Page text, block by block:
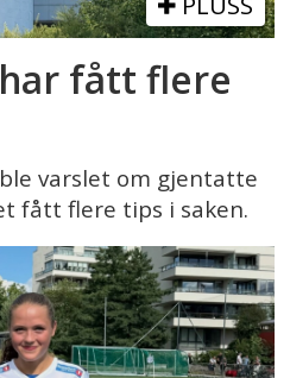
fått flere
varslet om gjentatte
fått flere tips i saken.